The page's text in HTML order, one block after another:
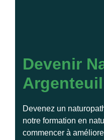
Devenir
Argenteuil
Devenez un
notre formation en
commencer à